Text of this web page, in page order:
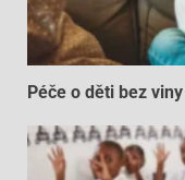
Péče o děti bez